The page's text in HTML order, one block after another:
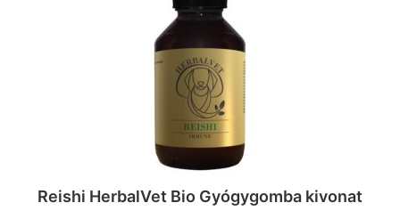
Reishi HerbalVet Bio Gyógygomba kivonat